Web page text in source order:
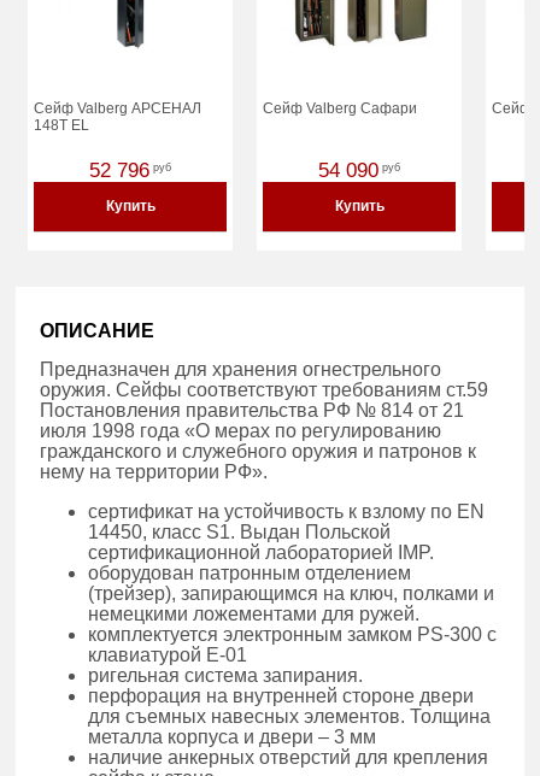
Сейф Valberg АРСЕНАЛ
148Т EL
52 796 руб
Купить
Сейф Valberg Сафари
54 090 руб
Купить
Сейф
ОПИСАНИЕ
Предназначен для хранения огнестрельного
оружия. Сейфы соответствуют требованиям ст.59
Постановления правительства РФ № 814 от 21
июля 1998 года «О мерах по регулированию
гражданского и служебного оружия и патронов к
нему на территории РФ».
сертификат на устойчивость к взлому по EN
14450, класс S1. Выдан Польской
сертификационной лабораторией IMP.
оборудован патронным отделением
(трейзер), запирающимся на ключ, полками и
немецкими ложементами для ружей.
комплектуется электронным замком PS-300 с
клавиатурой E-01
ригельная система запирания.
перфорация на внутренней стороне двери
для съемных навесных элементов. Толщина
металла корпуса и двери – 3 мм
наличие анкерных отверстий для крепления